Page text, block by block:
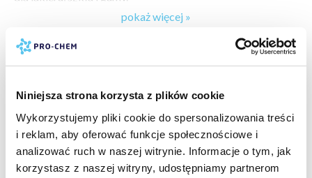
Niniejsza strona korzysta z plików cookie
Wykorzystujemy pliki cookie do spersonalizowania treści
i reklam, aby oferować funkcje społecznościowe i
analizować ruch w naszej witrynie. Informacje o tym, jak
korzystasz z naszej witryny, udostępniamy partnerom
Nanieść roztwór na suchą powierzchnię, pozostawić na 1 - 3
min., następnie spłukać wodą pod ciśnieniem. Mycie
z dolnych części pojazdu bez użycia ciśnienia.
Dawkowanie
W zależności od rodzaju mycia oraz stopnia zabrudzenia,
stosować roztwór:
pokaż więcej »
bezpieczeństwo:
karta bezpieczeństwa
marka:PRO-CHEM
odczyn PH:zasadowy (8-14)
wartość PH:11
typ zabrudzenia: zabrudzenia atmosferyczne »,brud
drogowy »
pokaż więcej »